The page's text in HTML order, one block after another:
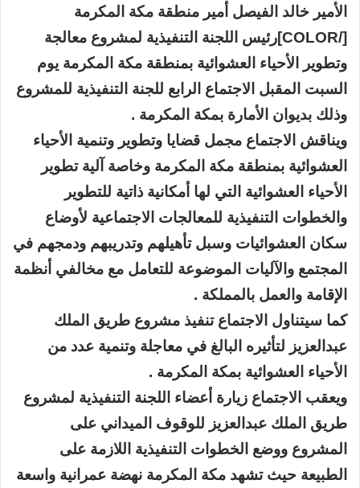
الأمير خالد الفيصل أمير منطقة مكة المكرمة
[/COLOR]رئيس اللجنة التنفيذية لمشروع معالجة
وتطوير الأحياء العشوائية بمنطقة مكة المكرمة يوم
السبت المقبل الاجتماع الرابع للجنة التنفيذية للمشروع
وذلك بديوان الأمارة بمكة المكرمة .
ويناقش الاجتماع مجمل قضايا وتطوير وتنمية الأحياء
العشوائية بمنطقة مكة المكرمة وخاصة آلية تطوير
الأحياء العشوائية التي لها أمكانية ذاتية للتطوير
والخطوات التنفيذية للمعالجات الاجتماعية لأوضاع
سكان العشوائيات وسبل تأهيلهم وتدريبهم ودمجهم في
المجتمع والآليات الموضوعة للتعامل مع مخالفي أنظمة
الإقامة والعمل بالمملكة .
كما سيتناول الاجتماع تنفيذ مشروع طريق الملك
عبدالعزيز لتأثيره البالغ في معاجلة وتنمية عدد من
الأحياء العشوائية بمكة المكرمة .
ويعقب الاجتماع زيارة أعضاء اللجنة التنفيذية لمشروع
طريق الملك عبدالعزيز للوقوف الميداني على
المشروع ووضع الخطوات التنفيذية اللازمة على
الطبيعة حيث تشهد مكة المكرمة نهضة عمرانية واسعة